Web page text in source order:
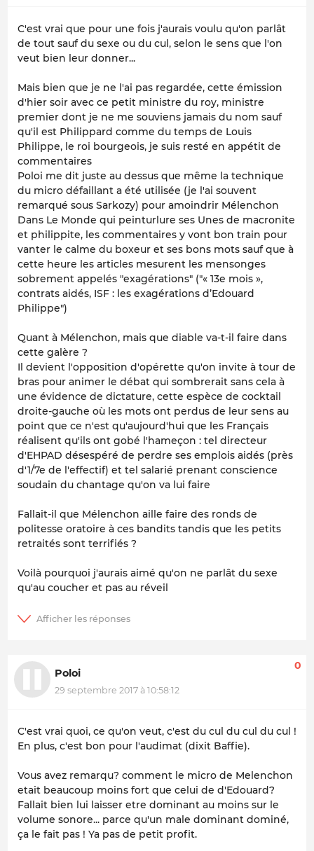
C'est vrai que pour une fois j'aurais voulu qu'on parlât
de tout sauf du sexe ou du cul, selon le sens que l'on
veut bien leur donner...
Mais bien que je ne l'ai pas regardée, cette émission
d'hier soir avec ce petit ministre du roy, ministre
premier dont je ne me souviens jamais du nom sauf
qu'il est Philippard comme du temps de Louis
Philippe, le roi bourgeois, je suis resté en appétit de
commentaires
Poloi me dit juste au dessus que même la technique
du micro défaillant a été utilisée (je l'ai souvent
remarqué sous Sarkozy) pour amoindrir Mélenchon
Dans Le Monde qui peinturlure ses Unes de macronite
et philippite, les commentaires y vont bon train pour
vanter le calme du boxeur et ses bons mots sauf que à
cette heure les articles mesurent les mensonges
sobrement appelés "exagérations" ("« 13e mois »,
contrats aidés, ISF : les exagérations d’Edouard
Philippe")
Quant à Mélenchon, mais que diable va-t-il faire dans
cette galère ?
Il devient l'opposition d'opérette qu'on invite à tour de
bras pour animer le débat qui sombrerait sans cela à
une évidence de dictature, cette espèce de cocktail
droite-gauche où les mots ont perdus de leur sens au
point que ce n'est qu'aujourd'hui que les Français
réalisent qu'ils ont gobé l'hameçon : tel directeur
d'EHPAD désespéré de perdre ses emplois aidés (près
d'1/7e de l'effectif) et tel salarié prenant conscience
soudain du chantage qu'on va lui faire
Fallait-il que Mélenchon aille faire des ronds de
politesse oratoire à ces bandits tandis que les petits
retraités sont terrifiés ?
Voilà pourquoi j'aurais aimé qu'on ne parlât du sexe
qu'au coucher et pas au réveil
Poloi
29 septembre 2017 à 10:58:12
0
C'est vrai quoi, ce qu'on veut, c'est du cul du cul du cul !
En plus, c'est bon pour l'audimat (dixit Baffie).
Vous avez remarqu? comment le micro de Melenchon
etait beaucoup moins fort que celui de d'Edouard?
Fallait bien lui laisser etre dominant au moins sur le
volume sonore... parce qu'un male dominant dominé,
ça le fait pas ! Ya pas de petit profit.